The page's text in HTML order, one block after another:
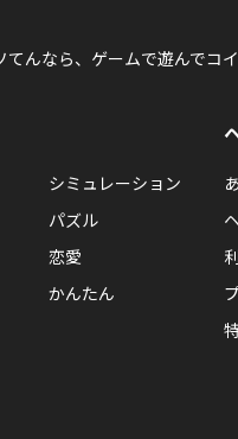
てんなら、ゲームで遊んでコ
シミュレーション
パズル
恋愛
かんたん